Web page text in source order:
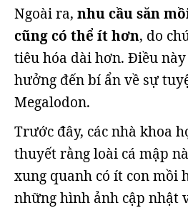
Ngoài ra, nhu cầu săn
cũng có thể ít hơn, do
tiêu hóa dài hơn. Điều
hưởng đến bí ẩn về sự
Megalodon.
Trước đây, các nhà khoa
thuyết rằng loài cá mập
xung quanh có ít con mồi
những hình ảnh cập nhật